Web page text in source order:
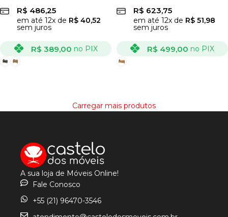
R$ 486,25
em até 12x de R$ 40,52
sem juros
R$ 389,00 no PIX
R$ 623,75
em até 12x de R$ 51,98
sem juros
R$ 499,00 no PIX
Carregar mais produtos
A sua loja de Móveis Online!
Fale Conosco
+55 (21) 96470-3546